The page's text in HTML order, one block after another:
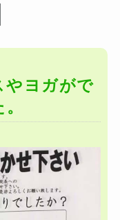
やヨガがで